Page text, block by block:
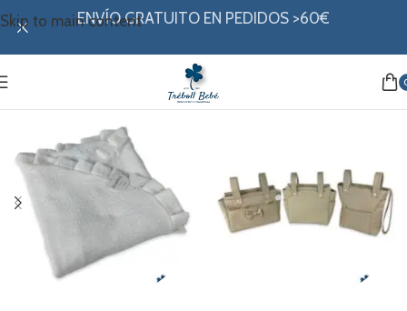
Skip to main contentENVÍO GRATUITO EN PEDIDOS >60€